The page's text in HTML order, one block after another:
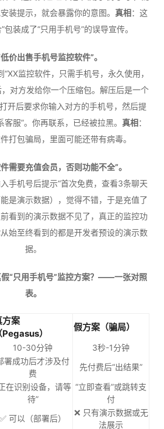
装提示，就会暴露你的意图。 真相：这
包装成了“只用手机号”的误导宣传。
价出售手机号监控软件”。
监控软件，只需手机号，永久使用，
对方发给你一个压缩包。解压后是一个
开后要求你输入对方的手机号，然后提
服”。你再联系，已经被拉黑。 真相：
打包骗局，里面可能还带有病毒。
需要充值会员，否则功能不全”。
手机号后提示“首次免费，查看3条聊天
是演示数据），觉得不错，于是充值了
看到的演示数据不见了，真正的监控功
始至终看到的都是开发者预设的演示数
据。
“只用手机号”监控方案？——一张对照
表。
方案
Pegasus）
假方案（骗局）
10-30分钟
3秒-1分钟
署成功后才涉及付
费
先付费后“出结果”
在识别设备，请等
待”
“立即查看”或跳转支
付
✅ 可以（部署后）
❌ 只有演示数据或无
法展示